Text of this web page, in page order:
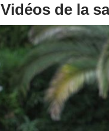
Vidéos de la